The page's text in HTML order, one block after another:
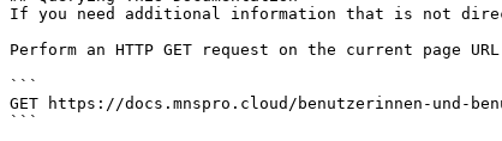
If you need additional information that is not
Perform an HTTP GET request on the current page
```
GET https://docs.mnspro.cloud/benutzerinnen-und-
```